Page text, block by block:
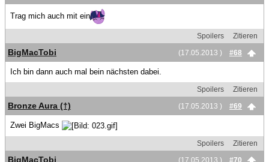
Trag mich auch mit ein
Spoilers
Zitieren
(17.05.2013 )
#68
BigMacTobi
Ich bin dann auch mal bein nächsten dabei.
Spoilers
Zitieren
(17.05.2013 )
#69
Bronze Aura (†)
Zwei BigMacs
Spoilers
Zitieren
(17.05.2013 )
#70
BigMacTobi